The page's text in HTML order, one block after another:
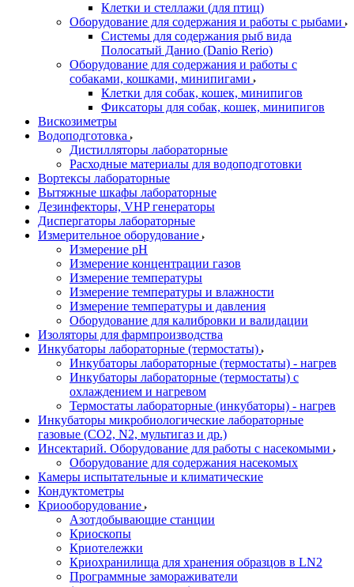
Клетки и стеллажи (для птиц)
Оборудование для содержания и работы с рыбами
Системы для содержания рыб вида
Полосатый Данио (Danio Rerio)
Оборудование для содержания и работы с
собаками, кошками, минипигами
Клетки для собак, кошек, минипигов
Фиксаторы для собак, кошек, минипигов
Вискозиметры
Водоподготовка
Дистилляторы лабораторные
Расходные материалы для водоподготовки
Вортексы лабораторные
Вытяжные шкафы лабораторные
Дезинфекторы, VHP генераторы
Диспергаторы лабораторные
Измерительное оборудование
Измерение pH
Измерение концентрации газов
Измерение температуры
Измерение температуры и влажности
Измерение температуры и давления
Оборудование для калибровки и валидации
Изоляторы для фармпроизводства
Инкубаторы лабораторные (термостаты)
Инкубаторы лабораторные (термостаты) - нагрев
Инкубаторы лабораторные (термостаты) с
охлаждением и нагревом
Термостаты лабораторные (инкубаторы) - нагрев
Инкубаторы микробиологические лабораторные
газовые (CO2, N2, мультигаз и др.)
Инсектарий. Оборудование для работы с насекомыми
Оборудование для содержания насекомых
Камеры испытательные и климатические
Кондуктометры
Криооборудование
Азотдобывающие станции
Криоскопы
Криотележки
Криохранилища для хранения образцов в LN2
Программные замораживатели